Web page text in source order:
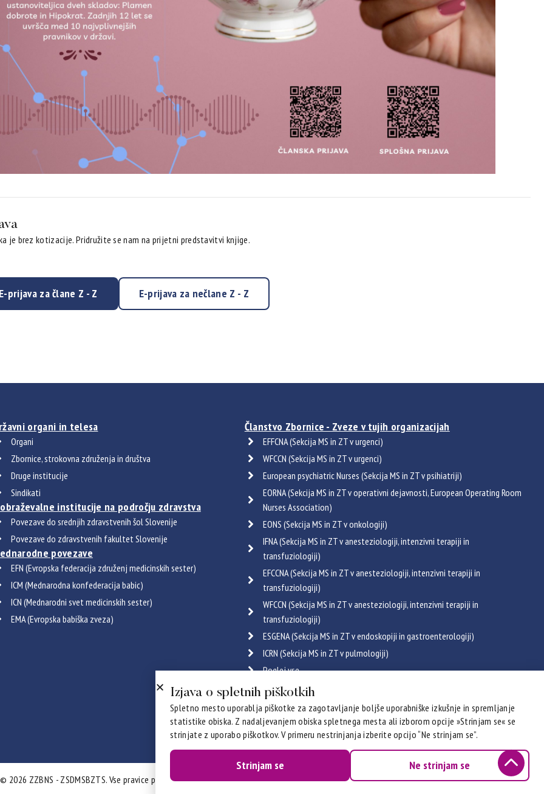
je brez kotizacije. Pridružite se nam na prijetni predstavitvi knjige.
prijava za člane Z - Z E-prijava za nečlane Z - Z
organi in telesa
Organi
Zbornice, strokovna združenja in društva
Druge institucije
Sindikati
institucije na področju zdravstva
Povezave do srednjih zdravstvenih šol Slovenije
Povezave do zdravstvenih fakultet Slovenije
povezave
EFN (Evropska federacija združenj medicinskih sester)
ICM (Mednarodna konfederacija babic)
ICN (Mednarodni svet medicinskih sester)
EMA (Evropska babiška zveza)
Članstvo Zbornice - Zveze v tujih organizacijah
EFFCNA (Sekcija MS in ZT v urgenci)
WFCCN (Sekcija MS in ZT v urgenci)
European psychiatric Nurses (Sekcija MS in ZT v psihiatriji)
EORNA (Sekcija MS in ZT v operativni dejavnosti, European Operating Room
Nurses Association)
EONS (Sekcija MS in ZT v onkologiji)
IFNA (Sekcija MS in ZT v anesteziologiji, intenzivni terapiji in
transfuziologiji)
EFCCNA (Sekcija MS in ZT v anesteziologiji, intenzivni terapiji in
transfuziologiji)
WFCCN (Sekcija MS in ZT v anesteziologiji, intenzivni terapiji in
transfuziologiji)
ESGENA (Sekcija MS in ZT v endoskopiji in gastroenterologiji)
ICRN (Sekcija MS in ZT v pulmologiji)
Poglej vse
Certifikati
© 2026 ZZBNS - ZSDMSBZTS. Vse pravice pridržane. Izdelava:Prelom d.o.o.
Izjava o spletnih piškotkih
Spletno mesto uporablja piškotke za zagotavljanje boljše uporabniške izkušnje in spremljanje
statistike obiska. Z nadaljevanjem obiska spletnega mesta ali izborom opcije »Strinjam se« se
strinjate z uporabo piškotkov. V primeru nestrinjanja izberite opcijo “Ne strinjam se”.
Strinjam se Ne strinjam se